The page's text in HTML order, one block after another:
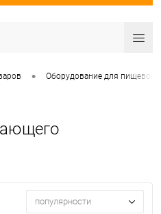
• Оборудование для пищевой
популярности